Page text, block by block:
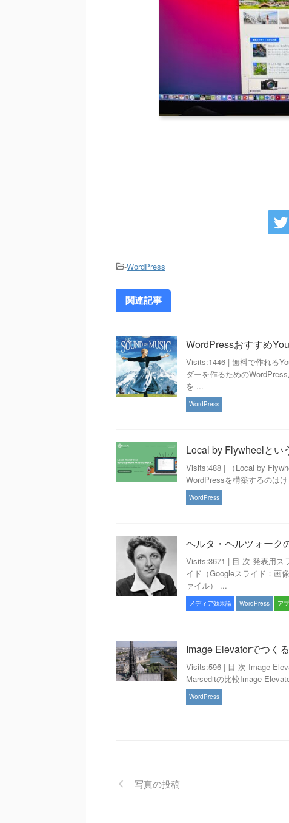
-WordPress
関連記事
WordPressおすすめ
Visits:1446 | 無料で作れる
ダーを作るための
を ...
WordPress
Local by Flywheelとい
Visits:488 | （Local by
WordPressを構築するのは
WordPress
ヘルタ・ヘルツォーク
Visits:3671 | 目 次 発表用ス
イド（Googleスライド：画
ァイル） ...
メディア効果論 WordPress ア
Image Elevatorでつく
Visits:596 | 目 次 Image
Marseditの比較Image
WordPress
写真の投稿